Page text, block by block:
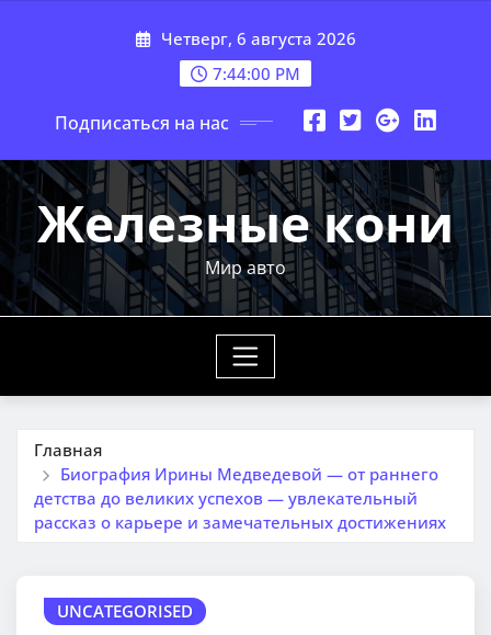
Четверг, 6 августа 2026
7:44:01 PM
Подписаться на нас
Железные кони
Мир авто
Главная
Биография Ирины Медведевой — от раннего
детства до великих успехов — увлекательный
рассказ о карьере и замечательных достижениях
UNCATEGORISED